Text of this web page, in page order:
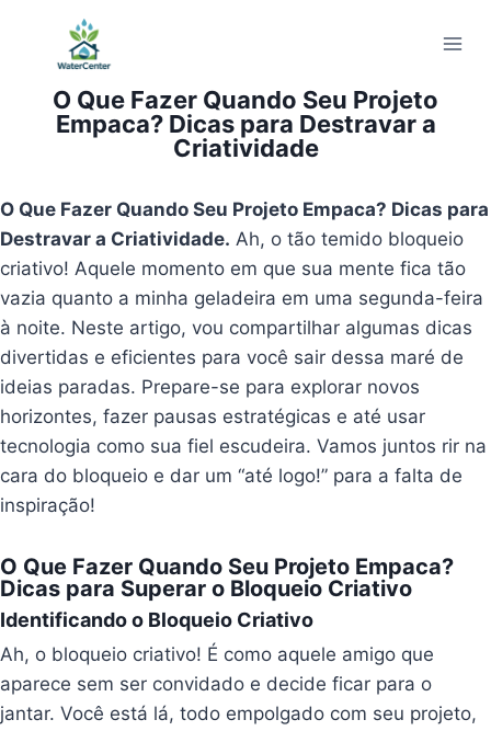
ConteúdoO Que Fazer Quando Seu Projeto
Empaca? Dicas para Destravar a
Criatividade
O Que Fazer Quando Seu Projeto Empaca? Dicas para
Destravar a Criatividade. Ah, o tão temido bloqueio
criativo! Aquele momento em que sua mente fica tão
vazia quanto a minha geladeira em uma segunda-feira
à noite. Neste artigo, vou compartilhar algumas dicas
divertidas e eficientes para você sair dessa maré de
ideias paradas. Prepare-se para explorar novos
horizontes, fazer pausas estratégicas e até usar
tecnologia como sua fiel escudeira. Vamos juntos rir na
cara do bloqueio e dar um “até logo!” para a falta de
inspiração!
O Que Fazer Quando Seu Projeto Empaca?
Dicas para Superar o Bloqueio Criativo
Identificando o Bloqueio Criativo
Ah, o bloqueio criativo! É como aquele amigo que
aparece sem ser convidado e decide ficar para o
jantar. Você está lá, todo empolgado com seu projeto,